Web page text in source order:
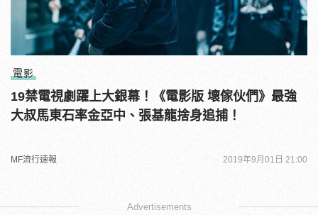
電影
19禁電視劇躍上大銀幕！《電影版 壞傢伙們》最強
大叔馬東石率金亞中、張基龍捨身追捕！
MF流行速報 2019年9月01日 21:00
Advertisements